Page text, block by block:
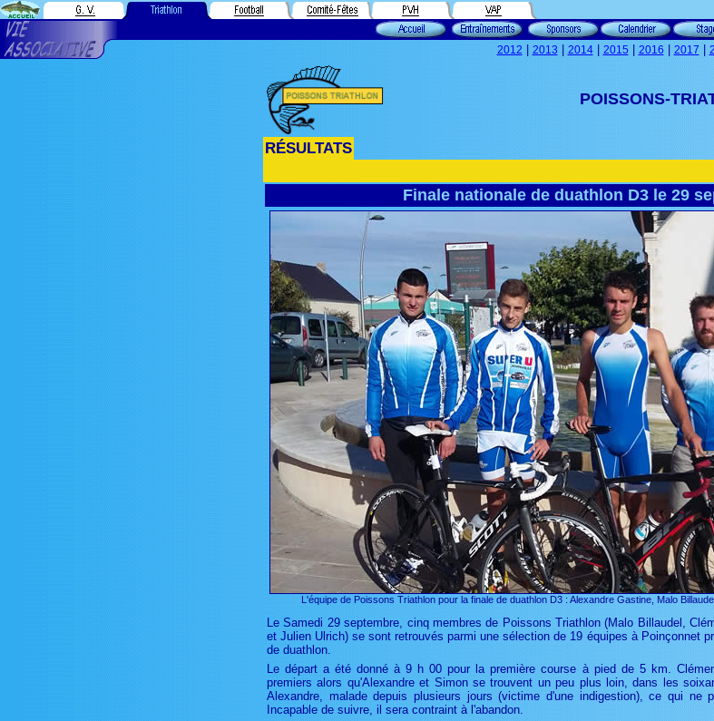
2012 2013 2014| 2015 2016| 2017|
POISSONS-
RÉSULTATS
Finale nationale de duathlon D3 le 29
L'équipe de Poissons Triathlon pour la finale de duathlon D3 : Alexandre Gastine, Malo
Le Samedi 29 septembre, cinq membres de Poissons Triathlon (Malo Billaudel,
et Julien Ulrich) se sont retrouvés parmi une sélection de 19 équipes à Poinçonnet
de duathlon.
Le départ a été donné à 9 h 00 pour la première course à pied de 5 km.
premiers alors qu'Alexandre et Simon se trouvent un peu plus loin, dans les
Alexandre, malade depuis plusieurs jours (victime d'une indigestion), ce qui ne
Incapable de suivre, il sera contraint à l'abandon.